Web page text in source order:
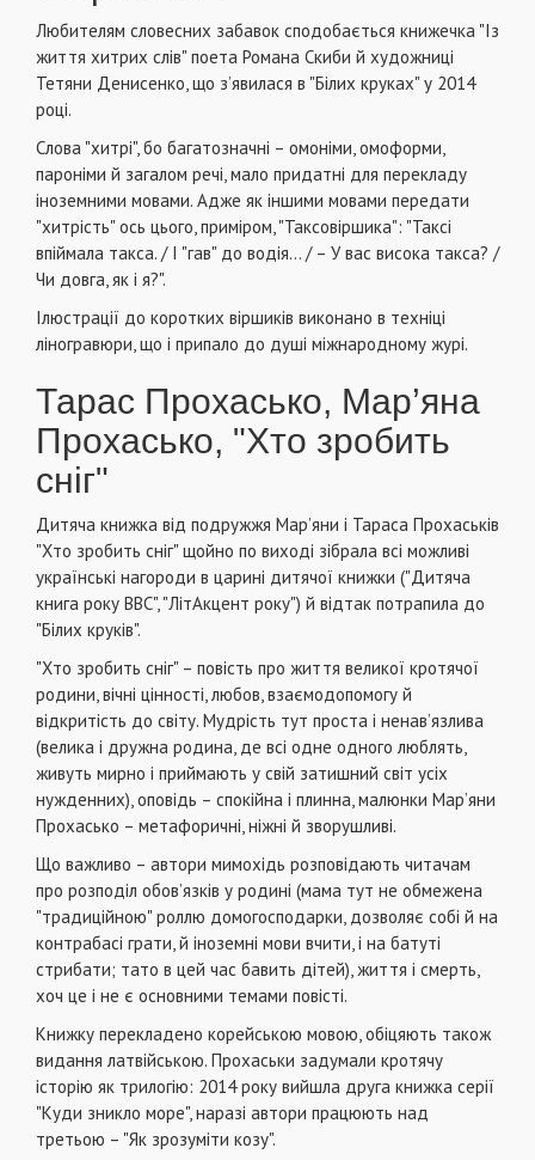
Любителям словесних забавок сподобається книжечка "Із
життя хитрих слів" поета Романа Скиби й художниці
Тетяни Денисенко, що з’явилася в "Білих круках" у 2014
році.
Слова "хитрі", бо багатозначні – омоніми, омоформи,
пароніми й загалом речі, мало придатні для перекладу
іноземними мовами. Адже як іншими мовами передати
"хитрість" ось цього, приміром, "Таксовіршика": "Таксі
впіймала такса. / І "гав" до водія… / – У вас висока такса? /
Чи довга, як і я?".
Ілюстрації до коротких віршиків виконано в техніці
ліногравюри, що і припало до душі міжнародному журі.
Тарас Прохасько, Мар’яна
Прохасько, "Хто зробить
сніг"
Дитяча книжка від подружжя Мар’яни і Тараса Прохаськів
"Хто зробить сніг" щойно по виході зібрала всі можливі
українські нагороди в царині дитячої книжки ("Дитяча
книга року ВВС", "ЛітАкцент року") й відтак потрапила до
"Білих круків".
"Хто зробить сніг" – повість про життя великої кротячої
родини, вічні цінності, любов, взаємодопомогу й
відкритість до світу. Мудрість тут проста і ненав’язлива
(велика і дружна родина, де всі одне одного люблять,
живуть мирно і приймають у свій затишний світ усіх
нужденних), оповідь – спокійна і плинна, малюнки Мар’яни
Прохасько – метафоричні, ніжні й зворушливі.
Що важливо – автори мимохідь розповідають читачам
про розподіл обов’язків у родині (мама тут не обмежена
"традиційною" роллю домогосподарки, дозволяє собі й на
контрабасі грати, й іноземні мови вчити, і на батуті
стрибати; тато в цей час бавить дітей), життя і смерть,
хоч це і не є основними темами повісті.
Книжку перекладено корейською мовою, обіцяють також
видання латвійською. Прохаськи задумали кротячу
історію як трилогію: 2014 року вийшла друга книжка серії
"Куди зникло море", наразі автори працюють над
третьою – "Як зрозуміти козу".